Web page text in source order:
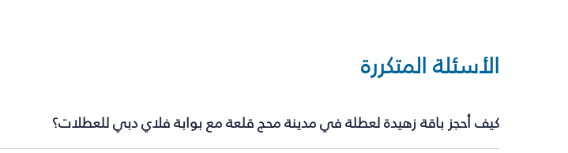
الأسئلة المتكررة
كيف أحجز باقة زهيدة لعطلة في مدينة محج قلعة مع بوابة فلاي دبي للعطلات؟